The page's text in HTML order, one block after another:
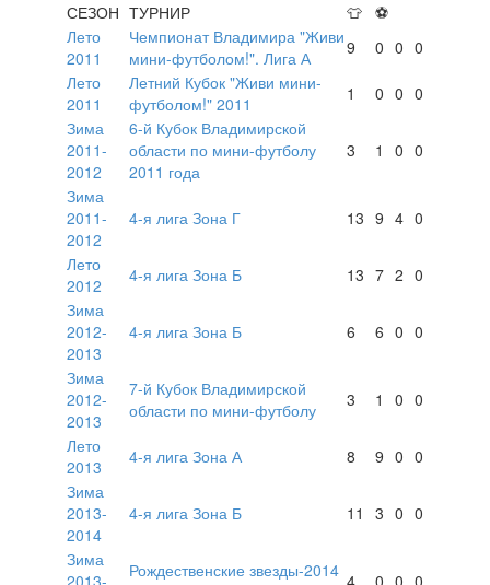
СЕЗОН ТУРНИР 👕 ⚽
Лето
2011
Чемпионат Владимира "Живи
мини-футболом!". Лига А
9 0 0 0
Лето
2011
Летний Кубок "Живи мини-
футболом!" 2011
1 0 0 0
Зима
2011-
2012
6-й Кубок Владимирской
области по мини-футболу
2011 года
3 1 0 0
Зима
2011-
2012
4-я лига Зона Г 13 9 4 0
Лето
2012
4-я лига Зона Б 13 7 2 0
Зима
2012-
2013
4-я лига Зона Б 6 6 0 0
Зима
2012-
2013
7-й Кубок Владимирской
области по мини-футболу
3 1 0 0
Лето
2013
4-я лига Зона А 8 9 0 0
Зима
2013-
2014
4-я лига Зона Б 11 3 0 0
Зима
Рождественские звезды-2014